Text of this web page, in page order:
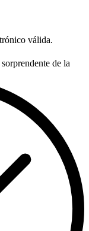
válida.
de la